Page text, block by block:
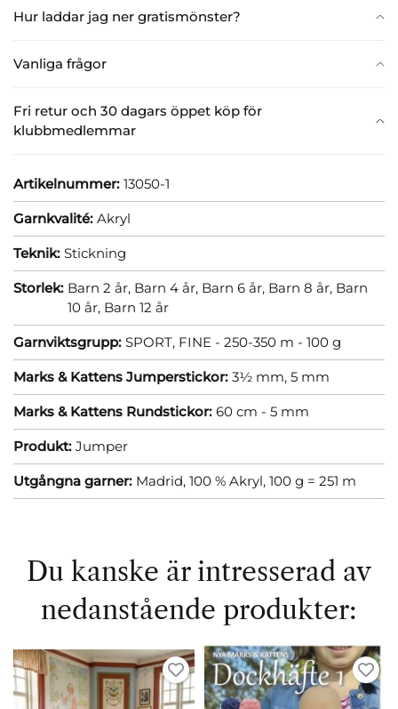
Hur laddar jag ner gratismönster?
Vanliga frågor
Fri retur och 30 dagars öppet köp för
klubbmedlemmar
Artikelnummer: 13050-1
Garnkvalité: Akryl
Teknik: Stickning
Storlek: Barn 2 år, Barn 4 år, Barn 6 år, Barn 8 år, Barn
10 år, Barn 12 år
Garnviktsgrupp: SPORT, FINE - 250-350 m - 100 g
Marks & Kattens Jumperstickor: 3½ mm, 5 mm
Marks & Kattens Rundstickor: 60 cm - 5 mm
Produkt: Jumper
Utgångna garner: Madrid, 100 % Akryl, 100 g = 251 m
Du kanske är intresserad av
nedanstående produkter: